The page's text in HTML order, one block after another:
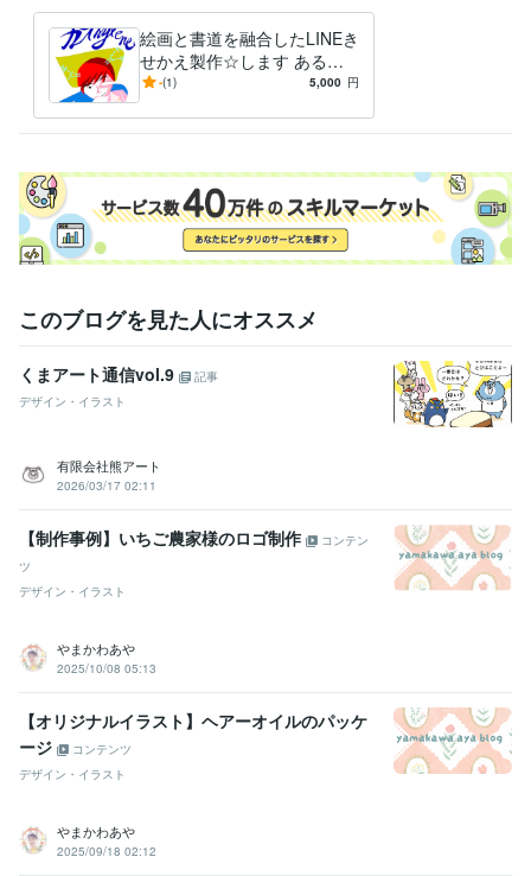
絵画と書道を融合したLINEき
せかえ製作☆します ある文
字の中に絵画がある画法も含
-(1) 5,000 円
このブログを見た人にオススメ
くまアート通信vol.9
記事
デザイン・イラスト
有限会社熊アート
2026/03/17 02:11
【制作事例】いちご農家様のロゴ制作
コンテン
ツ
デザイン・イラスト
やまかわあや
2025/10/08 05:13
【オリジナルイラスト】ヘアーオイルのパッケ
ージ
コンテンツ
デザイン・イラスト
やまかわあや
2025/09/18 02:12